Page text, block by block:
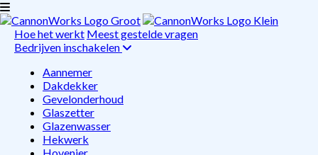
Hoe het werkt Meest gestelde vragen
Bedrijven inschakelen
Aannemer
Dakdekker
Gevelonderhoud
Glaszetter
Glazenwasser
Hekwerk